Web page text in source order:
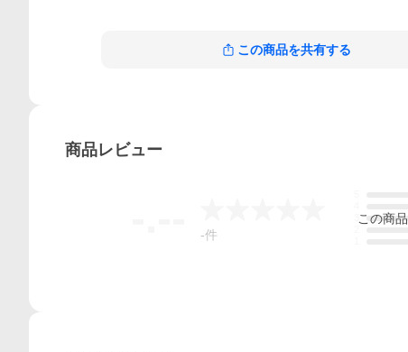
この商品を共有する
商品レビュー
-件
この商品